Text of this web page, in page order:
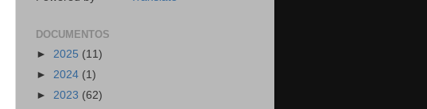
DOCUMENTOS
► 2025 (11)
► 2024 (1)
► 2023 (62)